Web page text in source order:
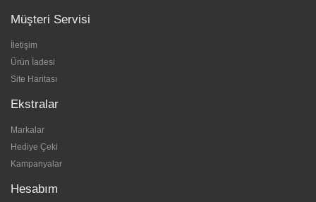
Müşteri Servisi
İletişim
Ürün İadesi
Site Haritası
Ekstralar
Markalar
Hediye Çeki
Kampanyalar
Hesabım